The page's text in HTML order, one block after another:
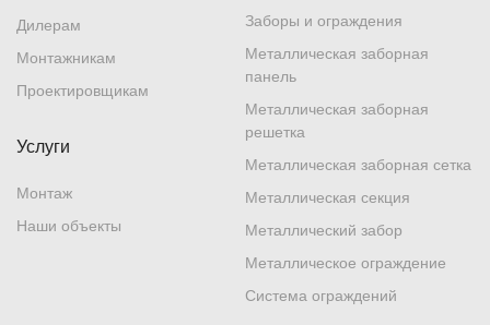
Заборы и ограждения
Металлическая заборная
панель
Металлическая заборная
решетка
Металлическая заборная сетка
Металлическая секция
Металлический забор
Металлическое ограждение
Система ограждений
Дилерам
Монтажникам
Проектировщикам
Услуги
Монтаж
Наши объекты